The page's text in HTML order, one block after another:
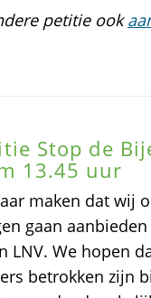
petitie ook
Stop de
13.45 uur
maken dat wij
gaan
LNV. We hopen
betrokken zijn